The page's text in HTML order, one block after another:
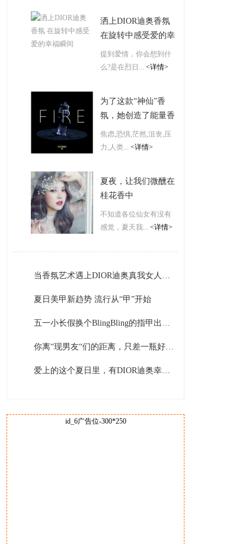
洒上DIOR迪奥香氛
在旋转中感受爱的幸
福瞬间
提到爱情，你会想到什
么?是在烈日... <详情>
为了这款“神仙”香
氛，她创造了能量香
氛品牌ADONIS XII
焦虑,恐惧,茫然,沮丧,压
力,人类... <详情>
夏夜，让我们微醺在
桂花香中
不知道各位仙女有没有
感觉，夏天我... <详情>
当香氛艺术遇上DIOR迪奥真我女人，璀璨自信一触即发
夏日美甲新趋势 流行从“甲”开始
五一小长假换个BlingBling的指甲出去耍~
你离“现男友“们的距离，只差一瓶好闻的香水
爱上的这个夏日里，有DIOR迪奥幸运风铃的铃兰清新!
id_6广告位-300*250